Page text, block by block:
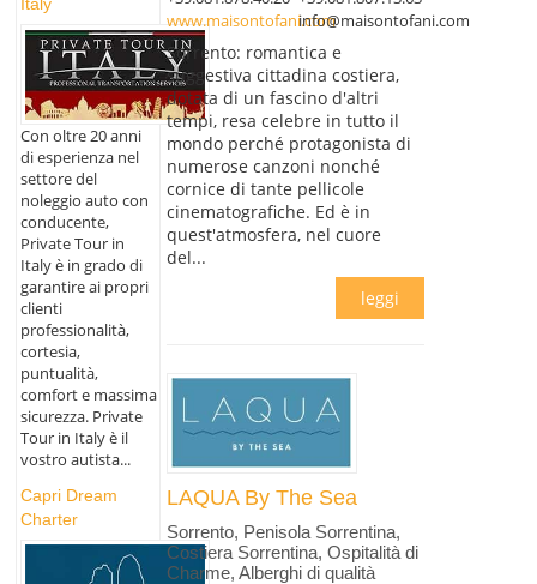
Con oltre 20 anni
di esperienza nel
settore del
noleggio auto con
conducente,
Private Tour in
Italy è in grado di
garantire ai propri
clienti
professionalità,
cortesia,
puntualità,
comfort e massima
sicurezza. Private
Tour in Italy è il
vostro autista...
Capri Dream
Charter
www.maisontofani.cominfo@maisontofani.com
Sorrento: romantica e
suggestiva cittadina costiera,
dotata di un fascino d'altri
tempi, resa celebre in tutto il
mondo perché protagonista di
numerose canzoni nonché
cornice di tante pellicole
cinematografiche. Ed è in
quest'atmosfera, nel cuore
del...
leggi
LAQUA By The Sea
Sorrento, Penisola Sorrentina,
Costiera Sorrentina, Ospitalità di
Charme, Alberghi di qualità